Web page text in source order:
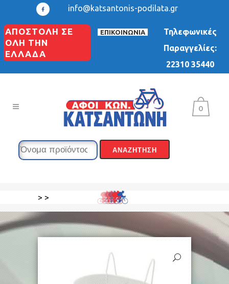
info@katsantonis-podilata.gr
ΑΠΟΣΤΟΛΗ ΣΕ
ΟΛΗ ΤΗΝ
ΕΛΛΑΔΑ
ΕΠΙΚΟΙΝΩΝΙΑ
Τηλεφωνικές
Παραγγελίες:
22310 35440
0
> >